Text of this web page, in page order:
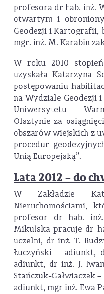
profesora dr hab. inż.
otwartym i
Geodezji i Kartografii,
mgr. inż. M. Karabin
W roku 2010
uzyskała Katarzyna
postępowaniu
na Wydziale Geodezji
Uniwersytetu
Olsztynie za
obszarów wiejskich z
procedur
Unią Europejską”.
Lata 2012 – do
W Zakładzie
Nieruchomościami,
profesor dr hab. inż.
Mikulska pracuje dr
uczelni, dr inż. T.
Łuczyński – adiunkt,
adiunkt, dr inż. J.
Stańczuk-Gałwiaczek
adiunkt, mgr inż. Ewa